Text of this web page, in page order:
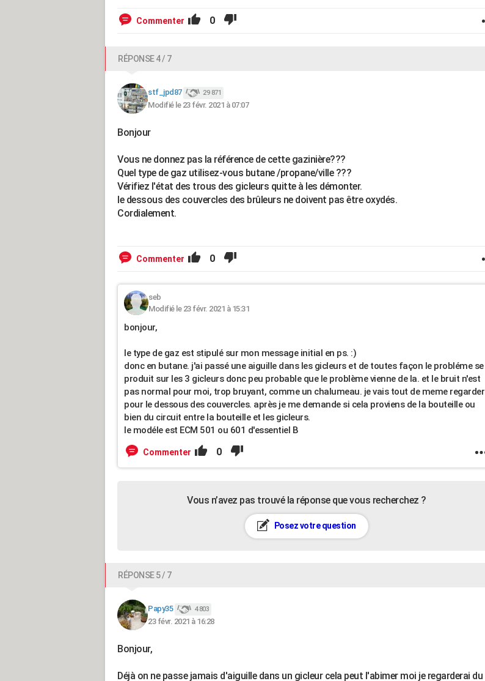
Commenter 0
RÉPONSE 4 / 7
stf_jpd87 29 871
Modifié le 23 févr. 2021 à 07:07
Bonjour
Vous ne donnez pas la référence de cette gazinière???
Quel type de gaz utilisez-vous butane /propane/ville ???
Vérifiez l'état des trous des gicleurs quitte à les démonter.
le dessous des couvercles des brûleurs ne doivent pas être oxydés.
Cordialement.
Commenter 0
seb
Modifié le 23 févr. 2021 à 15:31
bonjour,
le type de gaz est stipulé sur mon message initial en ps. :)
donc en butane. j'ai passé une aiguille dans les gicleurs et de toutes façon le probléme se
produit sur les 3 gicleurs donc peu probable que le problème vienne de la. et le bruit n'est
pas normal pour moi, trop bruyant, comme un chalumeau. je vais tout de meme regarder
pour le dessous des couvercles. après je me demande si cela proviens de la bouteille ou
bien du circuit entre la bouteille et les gicleurs.
le modéle est ECM 501 ou 601 d'essentiel B
Commenter 0
Vous n’avez pas trouvé la réponse que vous recherchez ?
Posez votre question
RÉPONSE 5 / 7
Papy35 4 803
23 févr. 2021 à 16:28
Bonjour,
Déjà on ne passe jamais d'aiguille dans un gicleur cela peut l'abimer moi je regarderai du